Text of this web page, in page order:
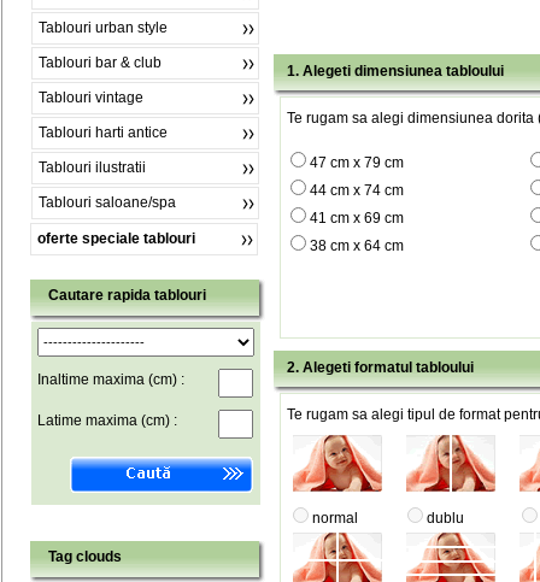
Tablouri urban style
Tablouri bar & club
Tablouri vintage
Tablouri harti antice
Tablouri ilustratii
Tablouri saloane/spa
oferte speciale tablouri
Cautare rapida tablouri
Inaltime maxima (cm) :
Latime maxima (cm) :
Tag clouds
1. Alegeti dimensiunea tabloului
Te rugam sa alegi dimensiunea dorita
47 cm x 79 cm
44 cm x 74 cm
41 cm x 69 cm
38 cm x 64 cm
2. Alegeti formatul tabloului
Te rugam sa alegi tipul de format
normal dublu